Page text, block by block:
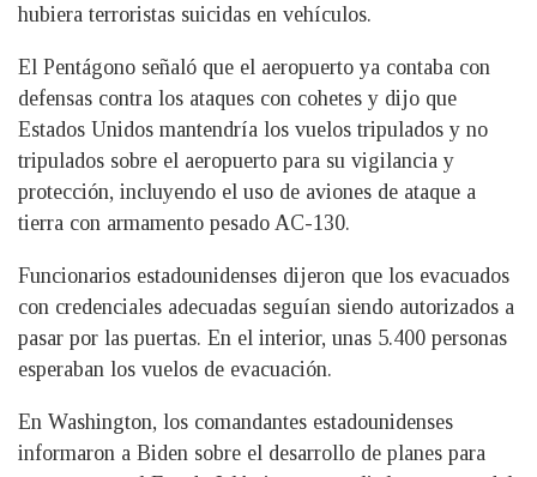
hubiera terroristas suicidas en vehículos.
El Pentágono señaló que el aeropuerto ya contaba con
defensas contra los ataques con cohetes y dijo que
Estados Unidos mantendría los vuelos tripulados y no
tripulados sobre el aeropuerto para su vigilancia y
protección, incluyendo el uso de aviones de ataque a
tierra con armamento pesado AC-130.
Funcionarios estadounidenses dijeron que los evacuados
con credenciales adecuadas seguían siendo autorizados a
pasar por las puertas. En el interior, unas 5.400 personas
esperaban los vuelos de evacuación.
En Washington, los comandantes estadounidenses
informaron a Biden sobre el desarrollo de planes para